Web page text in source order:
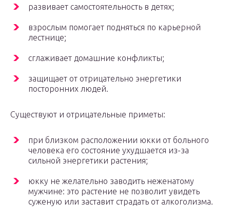
развивает самостоятельность в детях;
взрослым помогает подняться по карьерной
лестнице;
сглаживает домашние конфликты;
защищает от отрицательно энергетики
посторонних людей.
Существуют и отрицательные приметы:
при близком расположении юкки от больного
человека его состояние ухудшается из-за
сильной энергетики растения;
юкку не желательно заводить неженатому
мужчине: это растение не позволит увидеть
суженую или заставит страдать от алкоголизма.